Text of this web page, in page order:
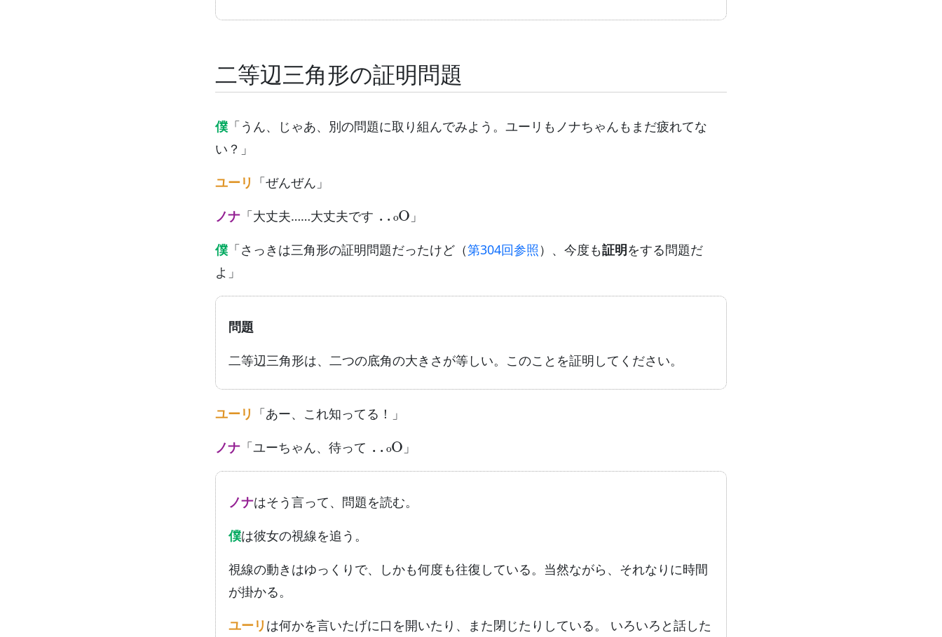
二等辺三角形の証明問題
僕「うん、じゃあ、別の問題に取り組んでみよう。ユーリもノナちゃんもまだ疲れてな
い？」
ユーリ 「ぜんぜん」
ノナ「大丈夫……大丈夫です
O
」
僕「さっきは三角形の証明問題だったけど（第304回参照 ）、今度も証明をする問題だ
よ」
問題
二等辺三角形は、二つの底角の大きさが等しい。このことを証明してください。
ユーリ 「あー、これ知ってる！」
ノナ「ユーちゃん、待って
O
」
ノナはそう言って、問題を読む。
僕は彼女の視線を追う。
視線の動きはゆっくりで、しかも何度も往復している。当然ながら、それなりに時間
が掛かる。
ユーリ は何かを言いたげに口を開いたり、また閉じたりしている。 いろいろと話した